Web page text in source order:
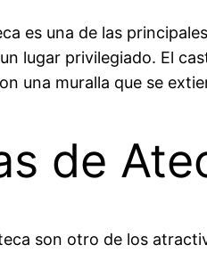
es una de las
lugar privilegiado. El
una muralla que se
de
son otro de los